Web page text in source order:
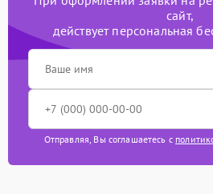
сайт,
действует персональная
Отправляя, Вы соглашаетесь с